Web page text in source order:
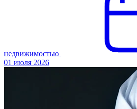
недвижимостью
01 июля 2026